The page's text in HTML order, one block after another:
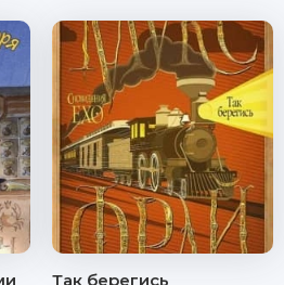
Так берегись